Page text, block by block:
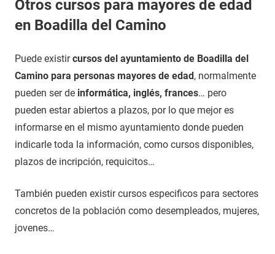
Otros cursos para mayores de edad
en Boadilla del Camino
Puede existircursos del ayuntamiento de Boadilla del
Camino para personas mayores de edad, normalmente
pueden ser de informática, inglés, frances… pero
pueden estar abiertos a plazos, por lo que mejor es
informarse en el mismo ayuntamiento donde pueden
indicarle toda la información, como cursos disponibles,
plazos de incripción, requicitos…
También pueden existir cursos especificos para sectores
concretos de la población como desempleados, mujeres,
jovenes…